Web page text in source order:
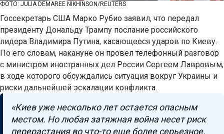
ФОТО: JULIA DEMAREE NIKHINSON/REUTERS
Госсекретарь США Марко Рубио заявил, что передал
президенту Дональду Трампу послание российского
лидера Владимира Путина, касающееся ударов по Киеву.
По его словам, накануне он провел телефонный разговор
с министром иностранных дел России Сергеем Лавровым,
в ходе которого обсуждались ситуация вокруг Украины и
риски дальнейшей эскалации конфликта.
«Киев уже несколько лет остается опасным
местом. Но любая затяжная война несет риск
перерастания во что-то еще более серьезное.